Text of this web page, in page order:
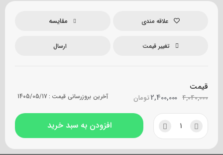
علاقه مندی مقایسه
تغییر قیمت ارسال
قیمت
4,040,000 تومان2,400,000 آخرین بروزرسانی قیمت :1405/05/17
افزودن به سبد خرید